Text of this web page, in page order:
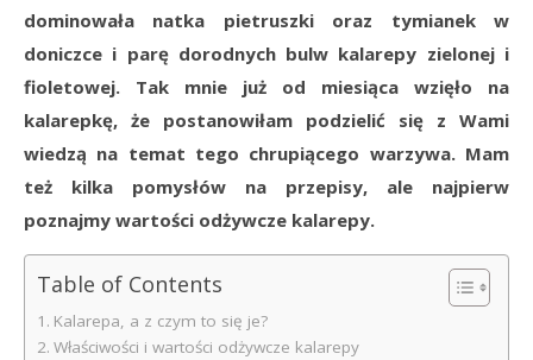
dominowała natka pietruszki oraz tymianek w
doniczce i parę dorodnych bulw kalarepy zielonej i
fioletowej. Tak mnie już od miesiąca wzięło na
kalarepkę, że postanowiłam podzielić się z Wami
wiedzą na temat tego chrupiącego warzywa. Mam
też kilka pomysłów na przepisy, ale najpierw
poznajmy wartości odżywcze kalarepy.
Table of Contents
Kalarepa, a z czym to się je?
Właściwości i wartości odżywcze kalarepy